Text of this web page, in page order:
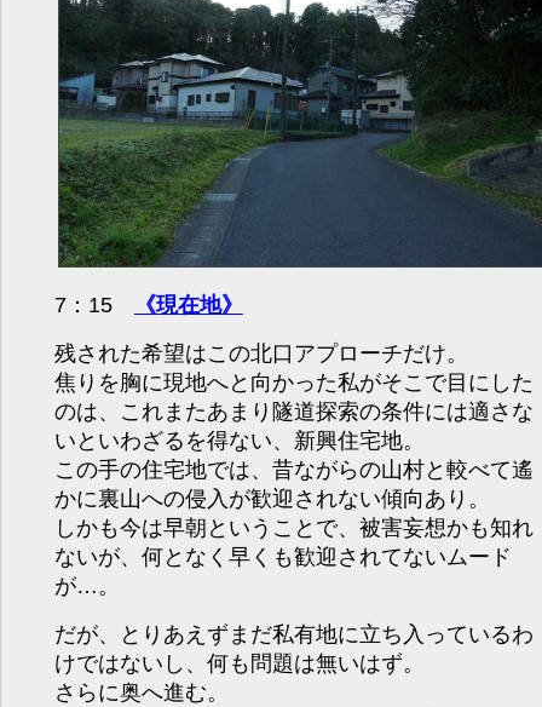
7：15
《現在地》
残された希望はこの北口アプローチだけ。
焦りを胸に現地へと向かった私がそこで目にした
のは、これまたあまり隧道探索の条件には適さな
いといわざるを得ない、新興住宅地。
この手の住宅地では、昔ながらの山村と較べて遙
かに裏山への侵入が歓迎されない傾向あり。
しかも今は早朝ということで、被害妄想かも知れ
ないが、何となく早くも歓迎されてないムード
が…。
だが、とりあえずまだ私有地に立ち入っているわ
けではないし、何も問題は無いはず。
さらに奥へ進む。